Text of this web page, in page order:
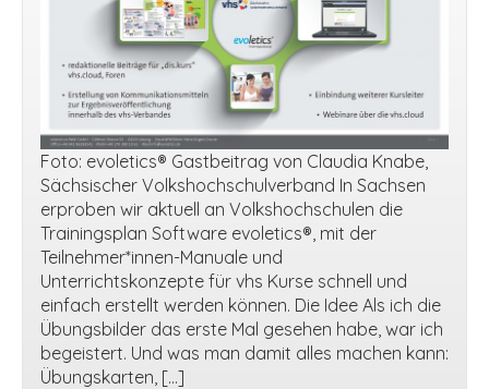
Foto: evoletics® Gastbeitrag von Claudia Knabe,
Sächsischer Volkshochschulverband In Sachsen
erproben wir aktuell an Volkshochschulen die
Trainingsplan Software evoletics®, mit der
Teilnehmer*innen-Manuale und
Unterrichtskonzepte für vhs Kurse schnell und
einfach erstellt werden können. Die Idee Als ich die
Übungsbilder das erste Mal gesehen habe, war ich
begeistert. Und was man damit alles machen kann:
Übungskarten, […]